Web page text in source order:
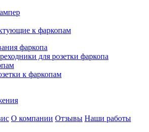
к фаркопам
фаркопа
для розетки фаркопа
к фаркопам
О компании Отзывы Наши работы